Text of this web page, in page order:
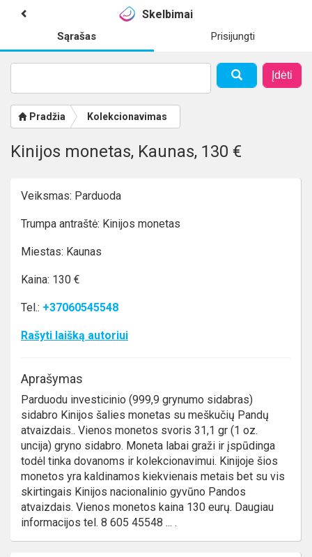
Skelbimai
Sąrašas Prisijungti
Įdėti
Pradžia Kolekcionavimas
Kinijos monetas, Kaunas, 130 €
Veiksmas: Parduoda
Trumpa antraštė: Kinijos monetas
Miestas: Kaunas
Kaina: 130 €
Tel.: +37060545548
Rašyti laišką autoriui
Aprašymas
Parduodu investicinio (999,9 grynumo sidabras)
sidabro Kinijos šalies monetas su meškučių Pandų
atvaizdais.. Vienos monetos svoris 31,1 gr (1 oz.
uncija) gryno sidabro. Moneta labai graži ir įspūdinga
todėl tinka dovanoms ir kolekcionavimui. Kinijoje šios
monetos yra kaldinamos kiekvienais metais bet su vis
skirtingais Kinijos nacionalinio gyvūno Pandos
atvaizdais. Vienos monetos kaina 130 eurų. Daugiau
informacijos tel. 8 605 45548 ... .